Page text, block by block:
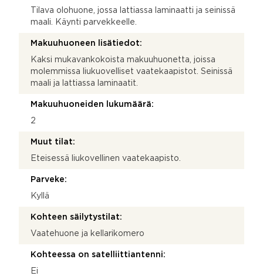
Tilava olohuone, jossa lattiassa laminaatti ja seinissä
maali. Käynti parvekkeelle.
Makuuhuoneen lisätiedot:
Kaksi mukavankokoista makuuhuonetta, joissa
molemmissa liukuovelliset vaatekaapistot. Seinissä
maali ja lattiassa laminaatit.
Makuuhuoneiden lukumäärä:
2
Muut tilat:
Eteisessä liukovellinen vaatekaapisto.
Parveke:
Kyllä
Kohteen säilytystilat:
Vaatehuone ja kellarikomero
Kohteessa on satelliittiantenni:
Ei